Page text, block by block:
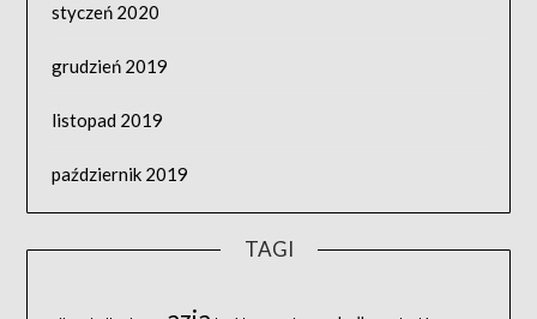
styczeń 2020
grudzień 2019
listopad 2019
październik 2019
TAGI